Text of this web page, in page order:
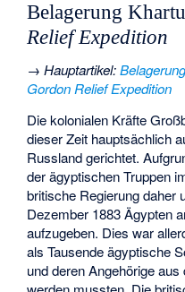
Belagerung
Relief Expedition
→Hauptartikel:
Gordon Relief Expedition
Die kolonialen Kräfte
dieser Zeit hauptsächlich
Russland gerichtet.
der ägyptischen Truppen
britische Regierung daher
Dezember 1883 Ägypten
aufzugeben. Dies war
als Tausende ägyptische
und deren Angehörige